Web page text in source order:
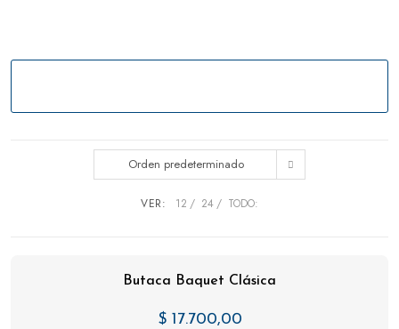
Orden predeterminado
VER: 12 24 TODO:
Butaca Baquet Clásica
$17.700,00